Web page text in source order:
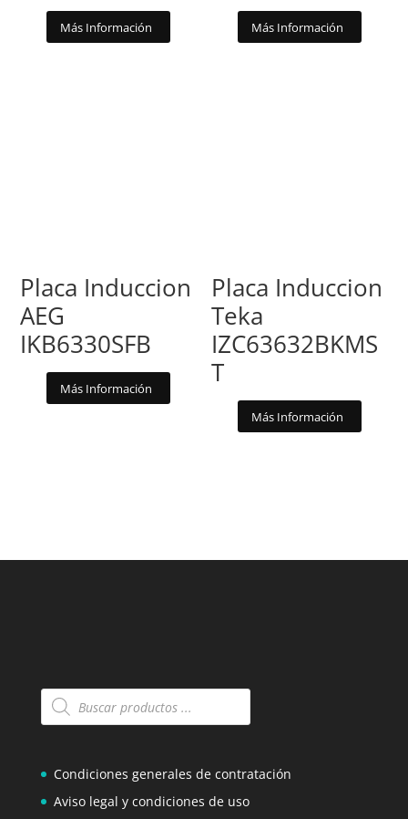
Más Información Más Información
Placa Induccion
AEG
IKB6330SFB
Más Información
Placa Induccion
Teka
IZC63632BKMS
T
Más Información
Búsqueda
de
Condiciones generales de contratación
Aviso legal y condiciones de uso